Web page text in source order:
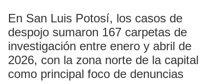
En San Luis Potosí, los casos de
despojo sumaron 167 carpetas de
investigación entre enero y abril de
2026, con la zona norte de la capital
como principal foco de denuncias